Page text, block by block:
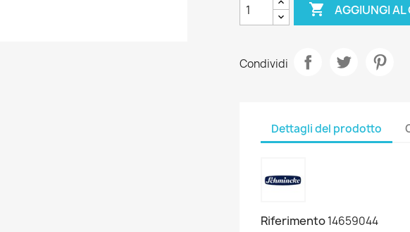
 AGGIUNGI AL
Condividi
Dettagli del prodotto
Riferimento14659044